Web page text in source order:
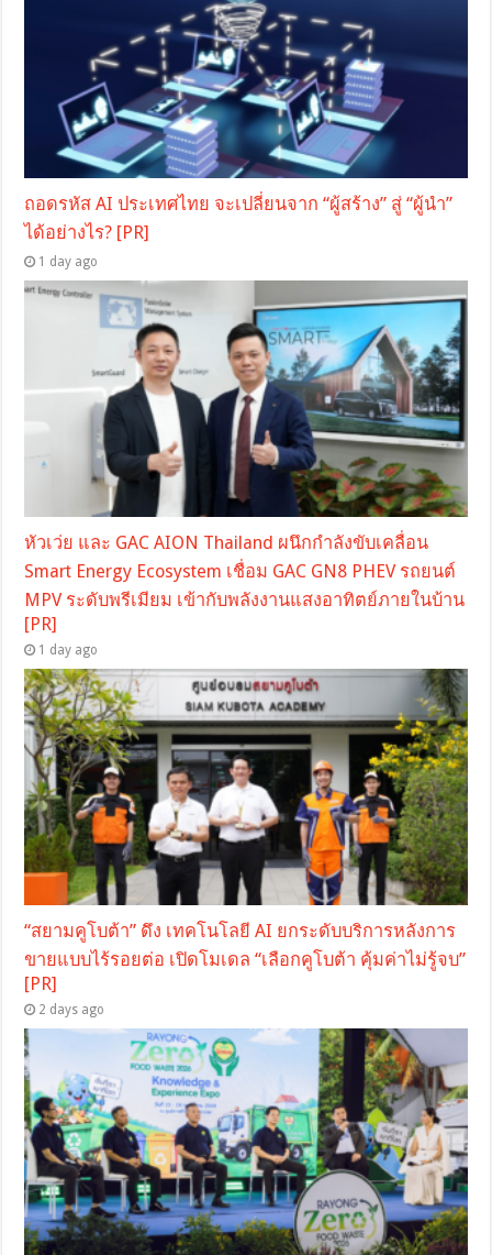
ถอดรหัส AI ประเทศไทย จะเปลี่ยนจาก “ผู้สร้าง” สู่ “ผู้นำ”
ได้อย่างไร? [PR]
1 day ago
หัวเว่ย และ GAC AION Thailand ผนึกกำลังขับเคลื่อน
Smart Energy Ecosystem เชื่อม GAC GN8 PHEV รถยนต์
MPV ระดับพรีเมียม เข้ากับพลังงานแสงอาทิตย์ภายในบ้าน
[PR]
1 day ago
“สยามคูโบต้า” ดึง เทคโนโลยี AI ยกระดับบริการหลังการ
ขายแบบไร้รอยต่อ เปิดโมเดล “เลือกคูโบต้า คุ้มค่าไม่รู้จบ”
[PR]
2 days ago